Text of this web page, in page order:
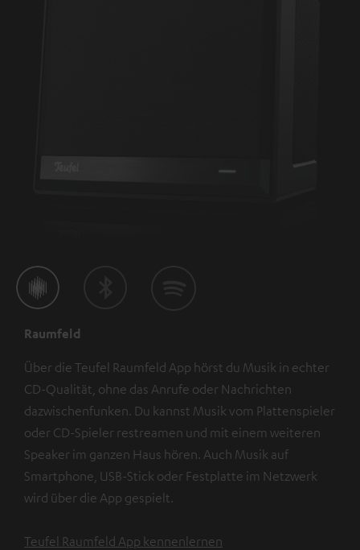
Raumfeld
Über die Teufel Raumfeld App hörst du Musik in echter
CD-Qualität, ohne das Anrufe oder Nachrichten
dazwischenfunken. Du kannst Musik vom Plattenspieler
oder CD-Spieler restreamen und mit einem weiteren
Speaker im ganzen Haus hören. Auch Musik auf
Smartphone, USB-Stick oder Festplatte im Netzwerk
wird über die App gespielt.
Teufel Raumfeld App kennenlernen